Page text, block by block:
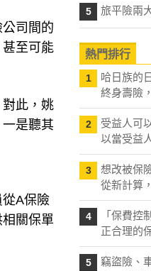
司間的
至可能
此，姚
是聽其
A保險
關保單
5 旅平險兩
熱門排行
1
哈日族的
終身壽險
2
受益人可
以當受益
3
想改被保
從新計算
4
「保費控
正合理的
5
竊盜險、